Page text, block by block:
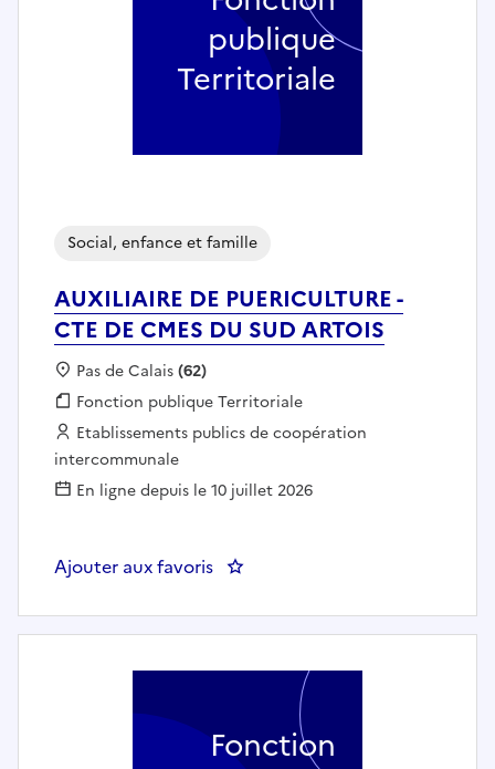
AUXILIAIRE DE PUERICULTURE -
CTE DE CMES DU SUD ARTOIS
Social, enfance et famille
Localisation :
Pas de Calais(62)
Fonction publique :
Fonction publique Territoriale
Employeur :
Etablissements publics de coopération
intercommunale
En ligne depuis le 10 juillet 2026
Ajouter aux favoris : AUXILIAIRE DE
publique
Territoriale
Fonction